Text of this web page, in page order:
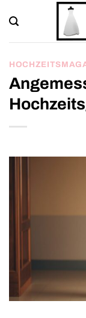
Inhalt
springen